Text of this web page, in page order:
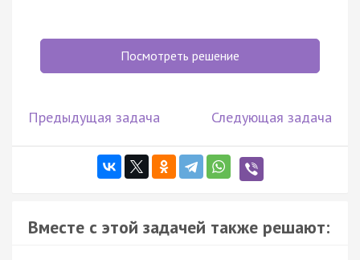
Посмотреть решение
Предыдущая задача Следующая задача
Вместе с этой задачей также решают: